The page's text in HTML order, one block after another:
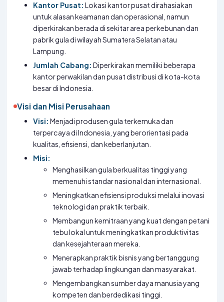
Kantor Pusat: Lokasi kantor pusat dirahasiakan
untuk alasan keamanan dan operasional, namun
diperkirakan berada di sekitar area perkebunan dan
pabrik gula di wilayah Sumatera Selatan atau
Lampung.
Jumlah Cabang: Diperkirakan memiliki beberapa
kantor perwakilan dan pusat distribusi di kota-kota
besar di Indonesia.
Visi dan Misi Perusahaan
Visi: Menjadi produsen gula terkemuka dan
terpercaya di Indonesia, yang berorientasi pada
kualitas, efisiensi, dan keberlanjutan.
Misi:
Menghasilkan gula berkualitas tinggi yang
memenuhi standar nasional dan internasional.
Meningkatkan efisiensi produksi melalui inovasi
teknologi dan praktik terbaik.
Membangun kemitraan yang kuat dengan petani
tebu lokal untuk meningkatkan produktivitas
dan kesejahteraan mereka.
Menerapkan praktik bisnis yang bertanggung
jawab terhadap lingkungan dan masyarakat.
Mengembangkan sumber daya manusia yang
kompeten dan berdedikasi tinggi.